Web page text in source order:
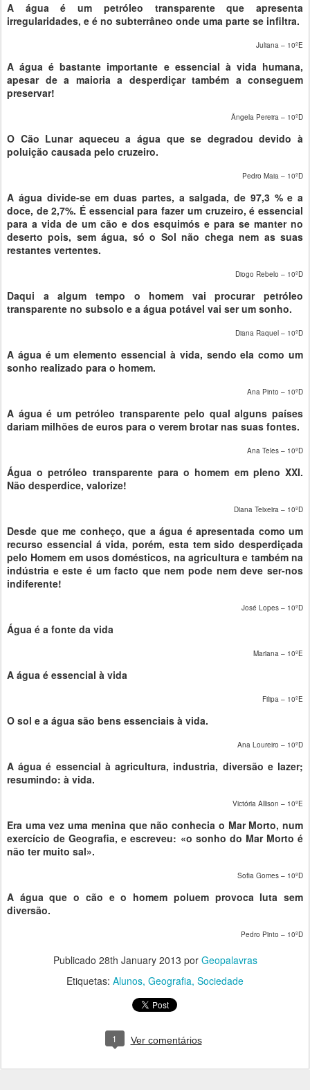
A água é um petróleo transparente que apresenta
irregularidades, e é no subterrâneo onde uma parte se infiltra.
Juliana – 10ºE
A água é bastante importante e essencial à vida humana,
apesar de a maioria a desperdiçar também a conseguem
preservar!
Ângela Pereira – 10ºD
O Cão Lunar aqueceu a água que se degradou devido à
poluição causada pelo cruzeiro.
Pedro Maia – 10ºD
A água divide-se em duas partes, a salgada, de 97,3 % e a
doce, de 2,7%. É essencial para fazer um cruzeiro, é essencial
para a vida de um cão e dos esquimós e para se manter no
deserto pois, sem água, só o Sol não chega nem as suas
restantes vertentes.
Diogo Rebelo – 10ºD
Daqui a algum tempo o homem vai procurar petróleo
transparente no subsolo e a água potável vai ser um sonho.
Diana Raquel – 10ºD
A água é um elemento essencial à vida, sendo ela como um
sonho realizado para o homem.
Ana Pinto – 10ºD
A água é um petróleo transparente pelo qual alguns países
dariam milhões de euros para o verem brotar nas suas fontes.
Ana Teles – 10ºD
Água o petróleo transparente para o homem em pleno XXI.
Não desperdice, valorize!
Diana Teixeira – 10ºD
Desde que me conheço, que a água é apresentada como um
recurso essencial á vida, porém, esta tem sido desperdiçada
pelo Homem em usos domésticos, na agricultura e também na
indústria e este é um facto que nem pode nem deve ser-nos
indiferente!
José Lopes – 10ºD
Água é a fonte da vida
Mariana – 10ºE
A água é essencial à vida
Filipa – 10ºE
O sol e a água são bens essenciais à vida.
Ana Loureiro – 10ºD
A água é essencial à agricultura, industria, diversão e lazer;
resumindo: à vida.
Victória Allison – 10ºE
Era uma vez uma menina que não conhecia o Mar Morto, num
exercício de Geografia, e escreveu: «o sonho do Mar Morto é
não ter muito sal».
Sofia Gomes – 10ºD
A água que o cão e o homem poluem provoca luta sem
diversão.
Pedro Pinto – 10ºD
Publicado 28th January 2013 por Geopalavras
Etiquetas: Alunos Geografia Sociedade
1 Ver comentários